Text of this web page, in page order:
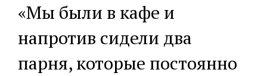
«Мы были в кафе и
напротив сидели два
парня, которые постоянно